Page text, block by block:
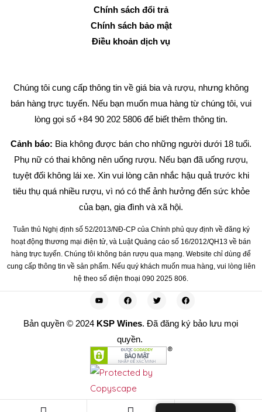
Chính sách đổi trả
Chính sách bảo mật
Điều khoản dịch vụ
Chúng tôi cung cấp thông tin về giá bia và rượu, nhưng không
bán hàng trực tuyến. Nếu bạn muốn mua hàng từ chúng tôi, vui
lòng gọi số +84 90 202 5806 để biết thêm thông tin.
Cảnh báo: Bia không được bán cho những người dưới 18 tuổi.
Phụ nữ có thai không nên uống rượu. Nếu bạn đã uống rượu,
tuyệt đối không lái xe. Xin vui lòng cân nhắc hậu quả trước khi
tiêu thụ quá nhiều rượu, vì nó có thể ảnh hưởng đến sức khỏe
của bạn, gia đình và xã hội.
Tuân thủ Nghị định số 52/2013/NĐ-CP của Chính phủ quy định về đăng ký
hoạt động thương mại điện tử, và Luật Quảng cáo số 16/2012/QH13 về bán
hàng trực tuyến. Chúng tôi không bán rượu qua mạng. Website chỉ dùng để
cung cấp thông tin về sản phẩm. Nếu quý khách muốn mua hàng, vui lòng liên
hệ theo số điện thoại 090 2025 806.
Bản quyền © 2024 KSP Wines. Đã đăng ký bảo lưu mọi
quyền.